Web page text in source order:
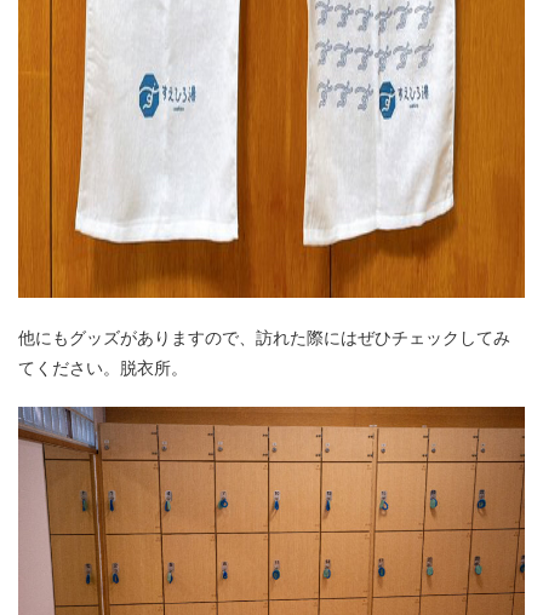
他にもグッズがありますので、訪れた際にはぜひチェックしてみ
てください。脱衣所。